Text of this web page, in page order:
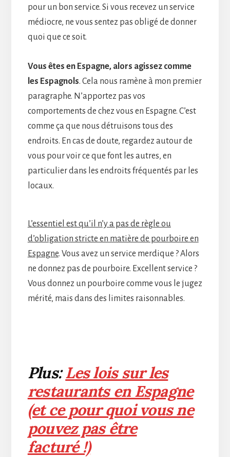
pour un bon service. Si vous recevez un service
médiocre, ne vous sentez pas obligé de donner
quoi que ce soit.
Vous êtes en Espagne, alors agissez comme
les Espagnols. Cela nous ramène à mon premier
paragraphe. N’apportez pas vos
comportements de chez vous en Espagne. C’est
comme ça que nous détruisons tous des
endroits. En cas de doute, regardez autour de
vous pour voir ce que font les autres, en
particulier dans les endroits fréquentés par les
locaux.
L’essentiel est qu’il n’y a pas de règle ou
d’obligation stricte en matière de pourboire en
Espagne. Vous avez un service merdique ? Alors
ne donnez pas de pourboire. Excellent service ?
Vous donnez un pourboire comme vous le jugez
mérité, mais dans des limites raisonnables.
Plus:Les lois sur les
restaurants en Espagne
(et ce pour quoi vous ne
pouvez pas être
facturé !)